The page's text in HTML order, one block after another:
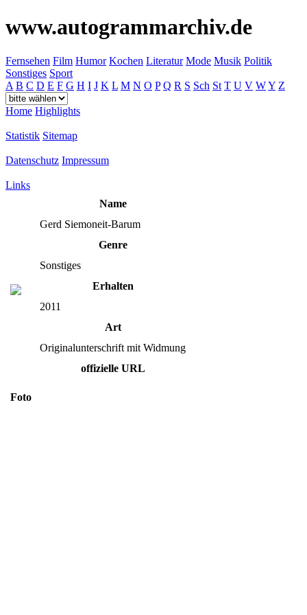
www.autogrammarchiv.de
Fernsehen Film Humor Kochen Literatur Mode Musik Politik
Sonstiges Sport
A B C D E F G H I J K L M N O P Q R S Sch St T U V WY Z
Home Highlights
Statistik Sitemap
Datenschutz Impressum
Links
Name
Gerd Siemoneit-Barum
Genre
Sonstiges
Erhalten
2011
Art
Originalunterschrift mit Widmung
offizielle URL
Foto